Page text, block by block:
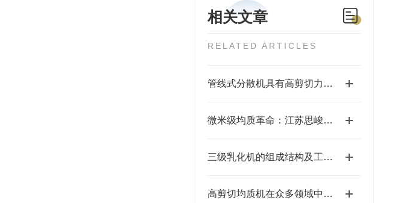
相关文章
RELATED ARTICLES
管线式分散机具有高剪切力与稳定运行的特点
微米级均质革命：江苏思峻食品级/医药级乳化机的技术突破（附FAQ常见问题解答）
三级乳化机的组成结构及工作原理
高剪切均质机在众多领域中都有应用